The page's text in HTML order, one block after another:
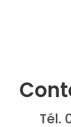
Tél.